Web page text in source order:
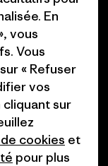
Plan du
En
vous
Vous
« Refuser
vos
sur
cookies et
pour plus